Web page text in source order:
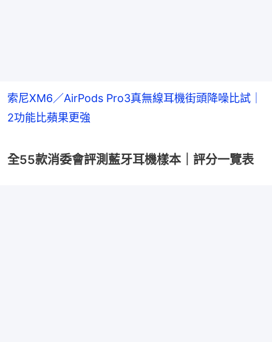
索尼XM6／AirPods Pro3真無線耳機街頭降噪比試｜
2功能比蘋果更強
全55款消委會評測藍牙耳機樣本｜評分一覽表